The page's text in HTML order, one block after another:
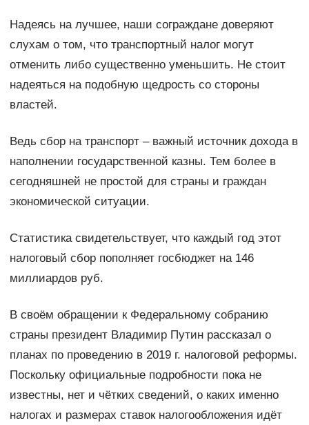
Надеясь на лучшее, наши сограждане доверяют
слухам о том, что транспортный налог могут
отменить либо существенно уменьшить. Не стоит
надеяться на подобную щедрость со стороны
властей.
Ведь сбор на транспорт – важный источник дохода в
наполнении государственной казны. Тем более в
сегодняшней не простой для страны и граждан
экономической ситуации.
Статистика свидетельствует, что каждый год этот
налоговый сбор пополняет госбюджет на 146
миллиардов руб.
В своём обращении к Федеральному собранию
страны президент Владимир Путин рассказал о
планах по проведению в 2019 г. налоговой реформы.
Поскольку официальные подробности пока не
известны, нет и чётких сведений, о каких именно
налогах и размерах ставок налогообложения идёт